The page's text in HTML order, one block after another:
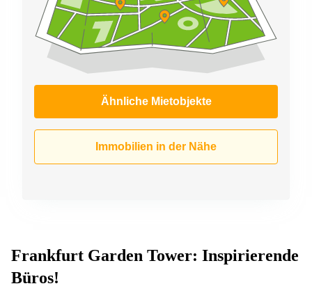
Coworking
Köln
Ähnliche Mietobjekte
Immobilien in der Nähe
Frankfurt Garden Tower: Inspirierende
Büros!